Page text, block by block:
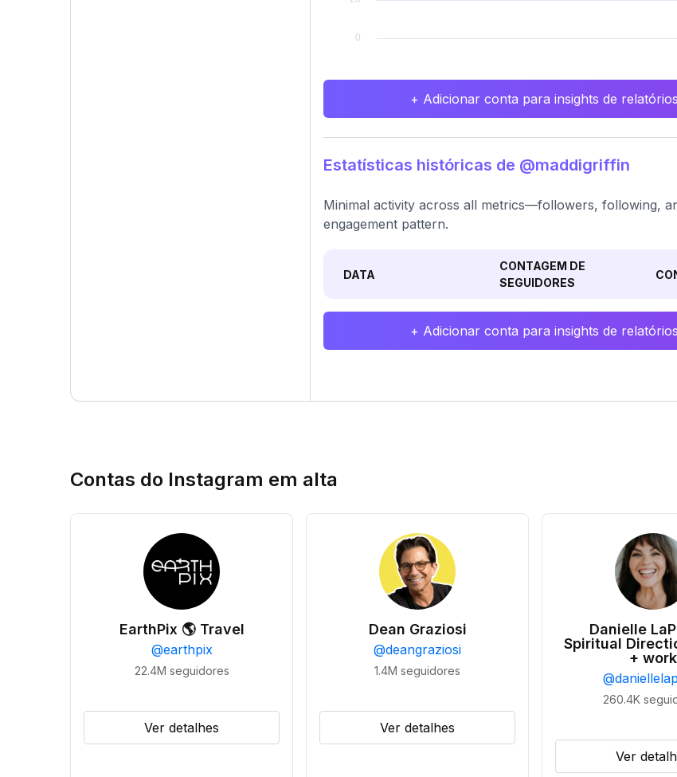
+ Adicionar conta para insights de
Estatísticas históricas de @maddigriffin
Minimal activity across all metrics—followers, following,
engagement pattern.
DATA
CONTAGEM DE
SEGUIDORES
+ Adicionar conta para insights de
Contas do Instagram em alta
EarthPix 🌎 Travel
@earthpix
22.4M seguidores
Ver detalhes
Dean Graziosi
@deangraziosi
1.4M seguidores
Ver detalhes
Danielle
Spiritual
+ work
@
260.4K
Ver